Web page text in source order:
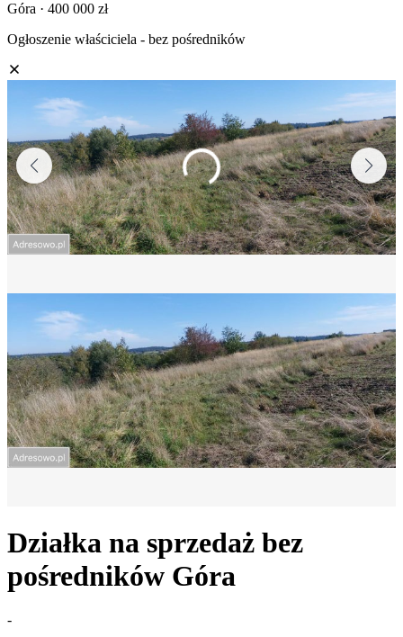
Góra · 400 000 zł
Ogłoszenie właściciela - bez pośredników
Działka na sprzedaż bez
pośredników Góra
-